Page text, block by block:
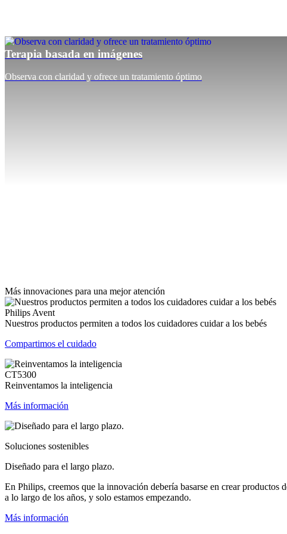
Terapia basada en imágenes
Observa con claridad y ofrece un tratamiento óptimo
Más innovaciones para una mejor atención
Philips Avent
Nuestros productos permiten a todos los cuidadores cuidar a los bebés
Compartimos el cuidado
CT5300
Reinventamos la inteligencia
Más información
Soluciones sostenibles
Diseñado para el largo plazo.
En Philips, creemos que la innovación debería basarse en crear
a lo largo de los años, y solo estamos empezando.
Más información